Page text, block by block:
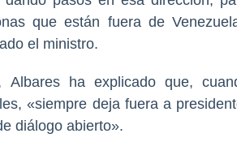
que están fuera de
el ministro.
Albares ha explicado que,
«siempre deja fuera a
diálogo abierto».